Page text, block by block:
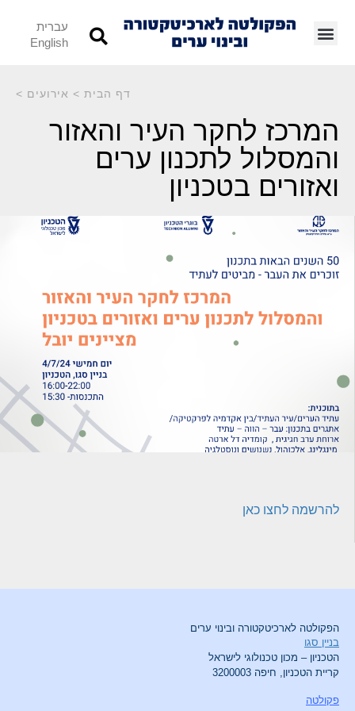
עברית
English
דף הבית > אירועים >
המרכז לחקר העיר והאזור
והמסלול לתכנון ערים
ואזורים בטכניון
להרשמה לחצו כאן
הפקולטה לארכיטקטורה ובינוי ערים
בניין סגו
הטכניון – מכון טכנולוגי לישראל
קריית הטכניון, חיפה 3200003
פקולטה